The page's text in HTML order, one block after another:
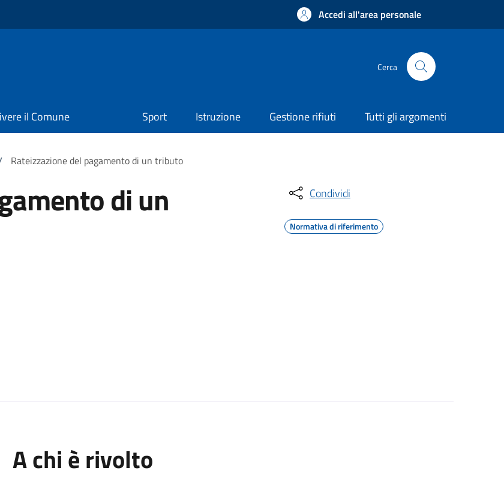
Accedi all'area personale
Cerca
il Comune Sport Istruzione Gestione rifiuti Tutti gli argomenti
Rateizzazione del pagamento di un tributo
di un Condividi
Normativa di riferimento
A chi è rivolto